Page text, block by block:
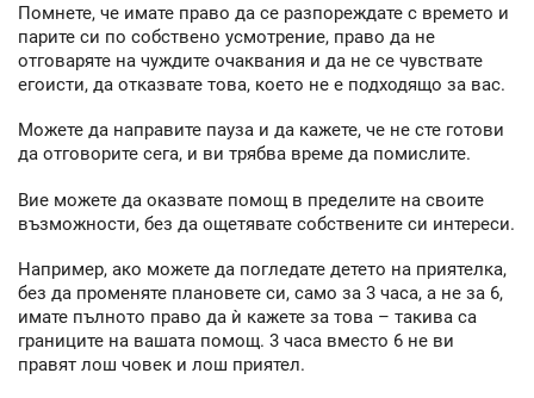
Помнете, че имате право да се разпореждате с времето и
парите си по собствено усмотрение, право да не
отговаряте на чуждите очаквания и да не се чувствате
егоисти, да отказвате това, което не е подходящо за вас.
Можете да направите пауза и да кажете, че не сте готови
да отговорите сега, и ви трябва време да помислите.
Вие можете да оказвате помощ в пределите на своите
възможности, без да ощетявате собствените си интереси.
Например, ако можете да погледате детето на приятелка,
без да променяте плановете си, само за 3 часа, а не за 6,
имате пълното право да ѝ кажете за това – такива са
границите на вашата помощ. 3 часа вместо 6 не ви
правят лош човек и лош приятел.